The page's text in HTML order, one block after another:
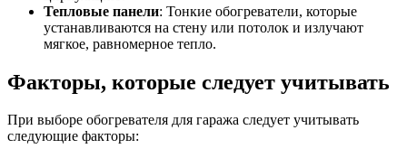
Тепловые панели: Тонкие обогреватели, которые
устанавливаются на стену или потолок и излучают
мягкое, равномерное тепло.
Факторы, которые следует учитывать
При выборе обогревателя для гаража следует учитывать
следующие факторы: